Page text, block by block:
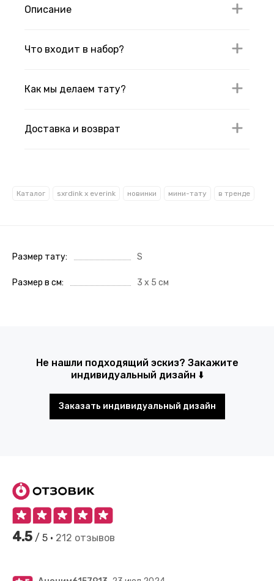
Описание
Что входит в набор?
Как мы делаем тату?
Доставка и возврат
Каталог sxrdink х everink новинки мини-тату в тренде
Размер тату S
Размер в см 3 х 5 см
Не нашли подходящий эскиз? Закажите
индивидуальный дизайн ⬇️
Заказать индивидуальный дизайн
4.5 / 5 • 212 отзывов